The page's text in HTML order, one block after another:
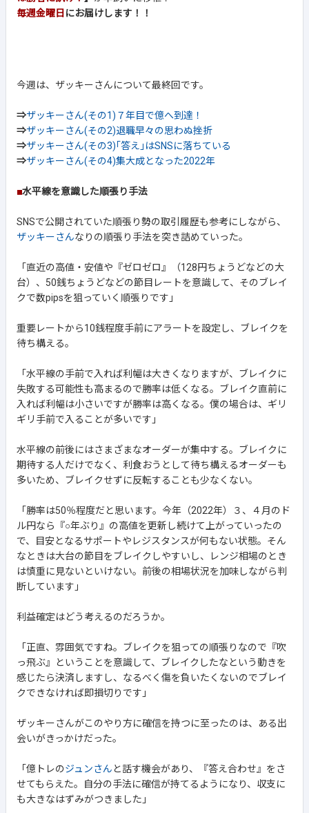
毎週金曜日 にお届けします！！
今週は、ザッキーさんについて最終回です。
⇒ザッキーさん(その1)７年目で億へ到達！
⇒ザッキーさん(その2)退職早々の思わぬ挫折
⇒ザッキーさん(その3)｢答え｣はSNSに落ちている
⇒ザッキーさん(その4)集大成となった2022年
■水平線を意識した順張り手法
SNSで公開されていた順張り勢の取引履歴も参考にしながら、
ザッキーさんなりの順張り手法を突き詰めていった。
「直近の高値・安値や『ゼロゼロ』（128円ちょうどなどの大
台）、50銭ちょうどなどの節目レートを意識して、そのブレイ
クで数pipsを狙っていく順張りです」
重要レートから10銭程度手前にアラートを設定し、ブレイクを
待ち構える。
「水平線の手前で入れば利幅は大きくなりますが、ブレイクに
失敗する可能性も高まるので勝率は低くなる。ブレイク直前に
入れば利幅は小さいですが勝率は高くなる。僕の場合は、ギリ
ギリ手前で入ることが多いです」
水平線の前後にはさまざまなオーダーが集中する。ブレイクに
期待する人だけでなく、利食おうとして待ち構えるオーダーも
多いため、ブレイクせずに反転することも少なくない。
「勝率は50％程度だと思います。今年（2022年）３、４月のド
ル円なら『○年ぶり』の高値を更新し続けて上がっていったの
で、目安となるサポートやレジスタンスが何もない状態。そん
なときは大台の節目をブレイクしやすいし、レンジ相場のとき
は慎重に見ないといけない。前後の相場状況を加味しながら判
断しています」
利益確定はどう考えるのだろうか。
「正直、雰囲気ですね。ブレイクを狙っての順張りなので『吹
っ飛ぶ』ということを意識して、ブレイクしたなという動きを
感じたら決済しますし、なるべく傷を負いたくないのでブレイ
クできなければ即損切りです」
ザッキーさんがこのやり方に確信を持つに至ったのは、ある出
会いがきっかけだった。
「億トレのジュンさんと話す機会があり、『答え合わせ』をさ
せてもらえた。自分の手法に確信が持てるようになり、収支に
も大きなはずみがつきました」